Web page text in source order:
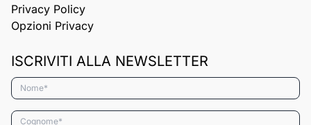
Privacy Policy
Opzioni Privacy
ISCRIVITI ALLA NEWSLETTER
Nome*
Cognome*